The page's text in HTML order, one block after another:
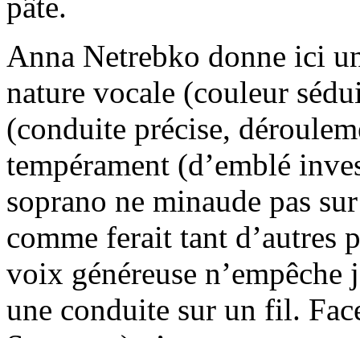
pâte.
Anna Netrebko donne ici
nature vocale (couleur
(conduite précise,
tempérament (d’emblé
soprano ne minaude pas
comme ferait tant d’autres
voix généreuse
une conduite sur un fil.